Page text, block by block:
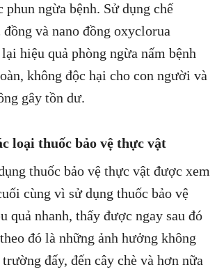
ngừa bệnh. Sử dụng chế
đồng và nano đồng oxyclorua
hiệu quả phòng ngừa nấm bệnh
không độc hại cho con người và
gây tồn dư.
loại thuốc bảo vệ thực vật
thuốc bảo vệ thực vật được xem
cùng vì sử dụng thuốc bảo vệ
quả nhanh, thấy được ngay sau đó
đó là những ảnh hưởng không
đấy, đến cây chè và hơn nữa